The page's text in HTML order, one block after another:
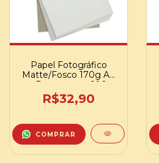
Papel Fotográfico
Matte/Fosco 170g A4
- Pacote com 100
folhas
R$32,90
COMPRAR